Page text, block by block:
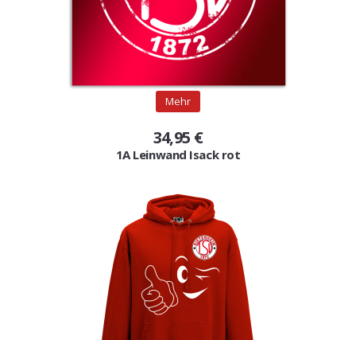
Mehr
34,95 €
1A Leinwand Isack rot